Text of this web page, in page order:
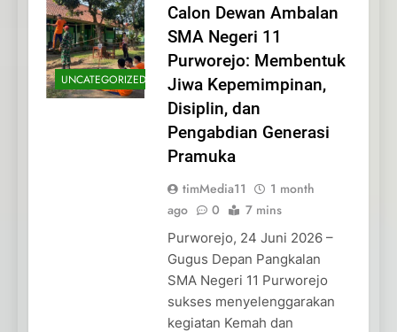
UNCATEGORIZED
Calon Dewan Ambalan
SMA Negeri 11
Purworejo: Membentuk
Jiwa Kepemimpinan,
Disiplin, dan
Pengabdian Generasi
Pramuka
timMedia11
1 month
ago
0 7 mins
Purworejo, 24 Juni 2026 –
Gugus Depan Pangkalan
SMA Negeri 11 Purworejo
sukses menyelenggarakan
kegiatan Kemah dan